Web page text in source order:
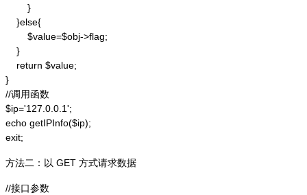
        }
    }else{
        $value=$obj->flag;
    }
    return $value;
}
//调用函数
$ip='127.0.0.1';
echo getIPInfo($ip);
exit;
方法二：以 GET 方式请求数据
//接口参数